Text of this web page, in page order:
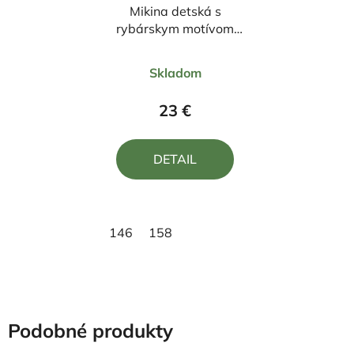
Mikina detská s
rybárskym motívom
hodnotenie
produktu
z
Skladom
23 €
DETAIL
146 158
Podobné produkty